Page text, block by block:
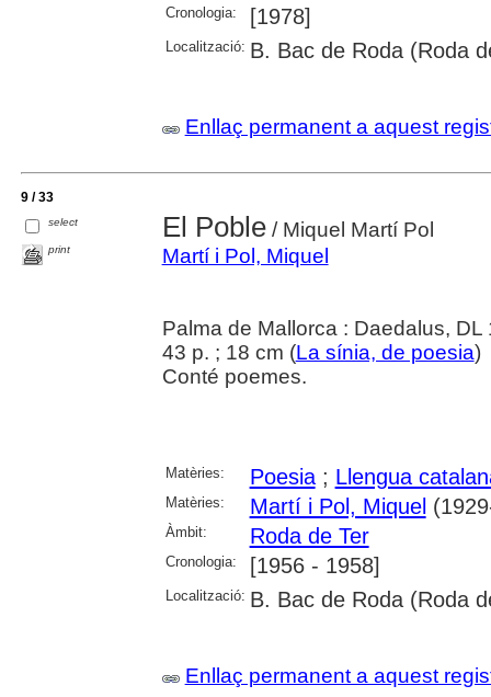
Cronologia: [1978]
Localització: B. Bac de Roda (Roda
Enllaç permanent a aquest
9 / 33
select
print
El Poble/ Miquel Martí Pol
Martí i Pol, Miquel
Palma de Mallorca : Daedalus, DL
43 p. ; 18 cm (La sínia, de poesia)
Conté poemes.
Matèries: Poesia; Llengua
Matèries: Martí i Pol, Miquel
Àmbit: Roda de Ter
Cronologia: [1956 - 1958]
Localització: B. Bac de Roda (Roda
Enllaç permanent a aquest